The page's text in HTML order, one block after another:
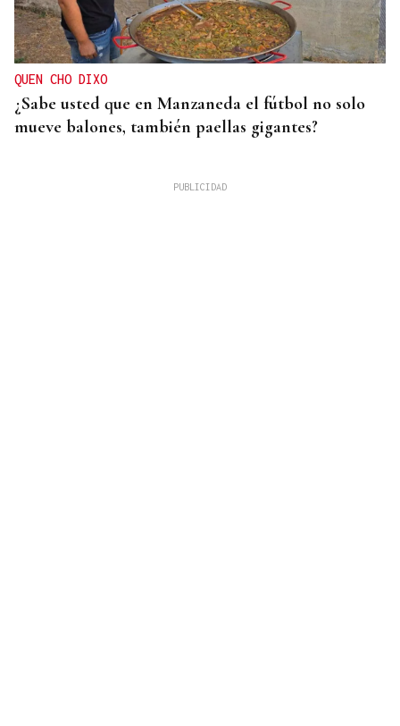
QUEN CHO DIXO
¿Sabe usted que en Manzaneda el fútbol no solo
mueve balones, también paellas gigantes?